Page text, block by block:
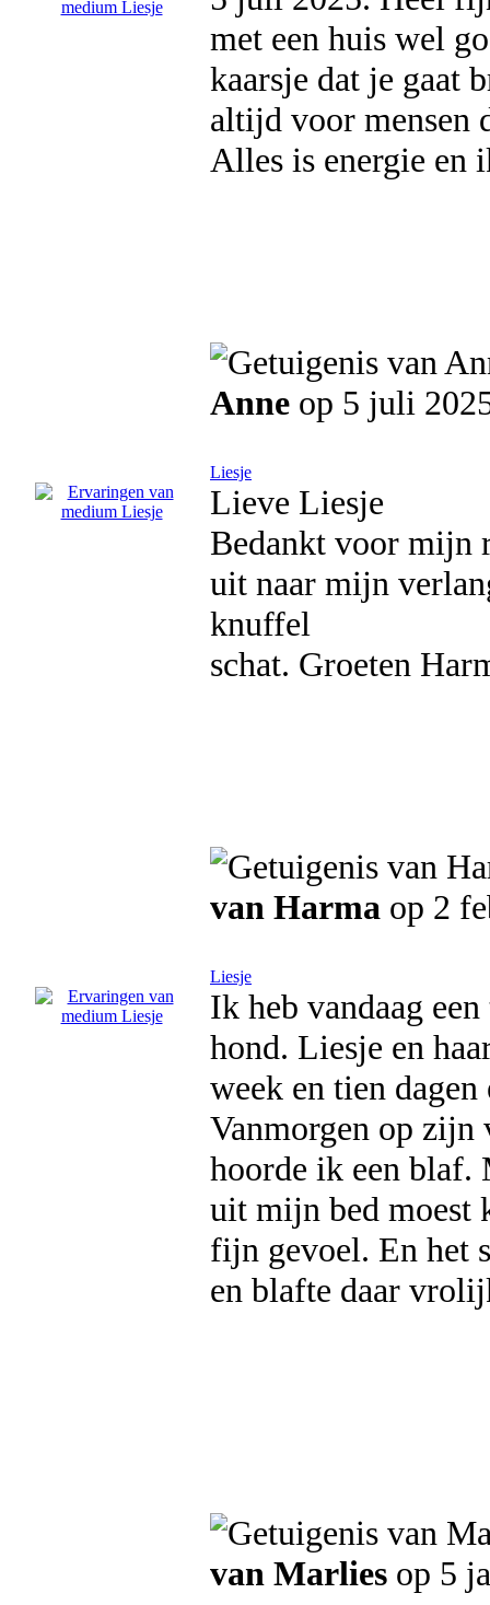
met een huis wel
kaarsje dat je gaat
altijd voor mensen
Alles is energie en
Anne op 5 juli
Liesje
Lieve Liesje
Bedankt voor mijn
uit naar mijn
knuffel
schat. Groeten
van Harma op 2
Liesje
Ik heb vandaag
hond. Liesje en
week en tien
Vanmorgen op zijn
hoorde ik een blaf.
uit mijn bed moest
fijn gevoel. En het
en blafte daar
van Marlies op 5